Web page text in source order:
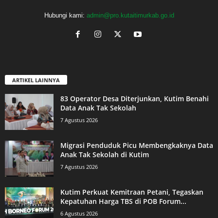
Hubungi kami: admin@pro.kutaitimurkab.go.id
ARTIKEL LAINNYA
83 Operator Desa Diterjunkan, Kutim Benahi
Data Anak Tak Sekolah
7 Agustus 2026
Migrasi Penduduk Picu Membengkaknya Data
Anak Tak Sekolah di Kutim
7 Agustus 2026
Kutim Perkuat Kemitraan Petani, Tegaskan
Kepatuhan Harga TBS di POB Forum...
6 Agustus 2026